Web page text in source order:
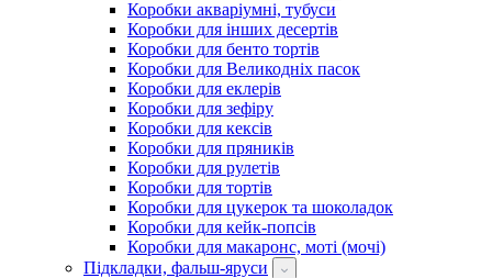
Коробки акваріумні, тубуси
Коробки для інших десертів
Коробки для бенто тортів
Коробки для Великодніх пасок
Коробки для еклерів
Коробки для зефіру
Коробки для кексів
Коробки для пряників
Коробки для рулетів
Коробки для тортів
Коробки для цукерок та шоколадок
Коробки для кейк-попсів
Коробки для макаронс, моті (мочі)
Підкладки, фальш-яруси